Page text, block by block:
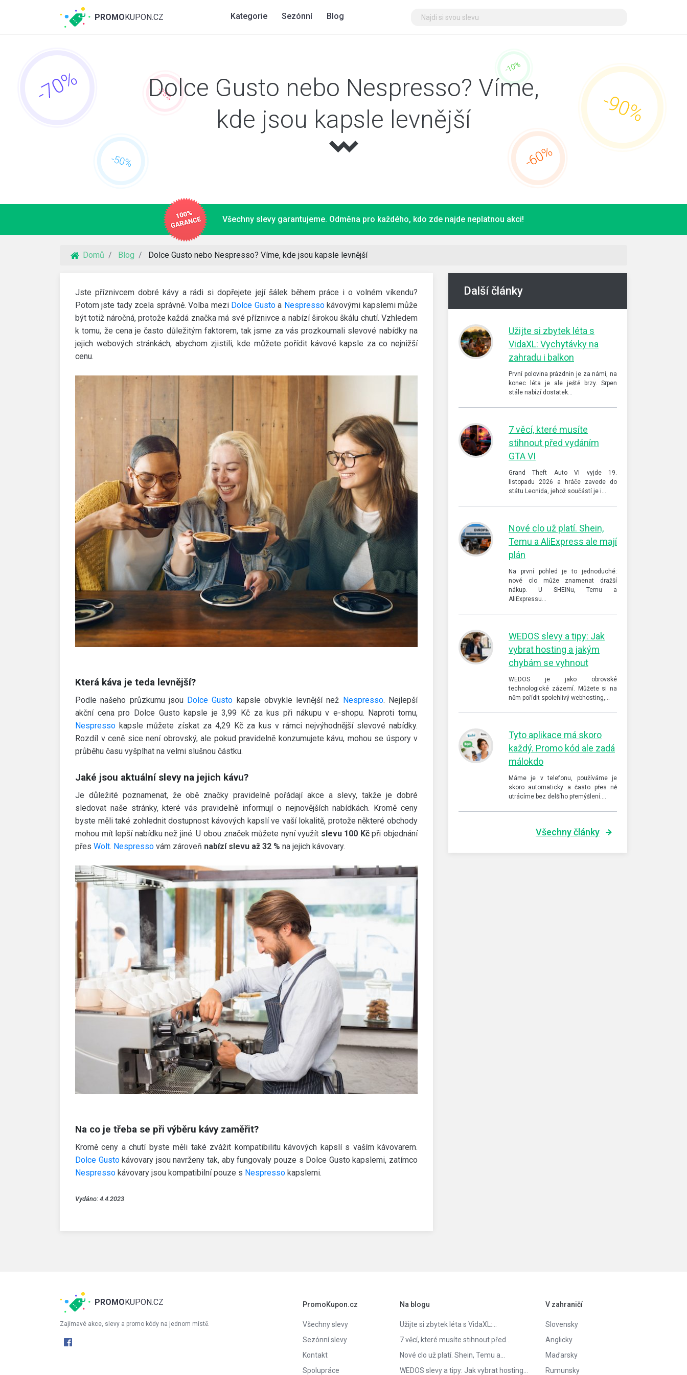
Dolce Gusto nebo Nespresso? Víme,
kde jsou kapsle levnější
Všechny slevy garantujeme. Odměna pro každého, kdo zde najde neplatnou akci!
Domů Blog Dolce Gusto nebo Nespresso? Víme, kde jsou kapsle levnější
Jste příznivcem dobré kávy a rádi si dopřejete její šálek během práce i o volném víkendu?
Potom jste tady zcela správně. Volba mezi Dolce Gustoa Nespressokávovými kapslemi může
být totiž náročná, protože každá značka má své příznivce a nabízí širokou škálu chutí. Vzhledem
k tomu, že cena je často důležitým faktorem, tak jsme za vás prozkoumali slevové nabídky na
jejich webových stránkách, abychom zjistili, kde můžete pořídit kávové kapsle za co nejnižší
cenu.
Která káva je teda levnější?
Podle našeho průzkumu jsou Dolce Gusto kapsle obvykle levnější než Nespresso. Nejlepší
akční cena pro Dolce Gusto kapsle je 3,99 Kč za kus při nákupu v e-shopu. Naproti tomu,
Nespresso kapsle můžete získat za 4,29 Kč za kus v rámci nejvýhodnější slevové nabídky.
Rozdíl v ceně sice není obrovský, ale pokud pravidelně konzumujete kávu, mohou se úspory v
průběhu času vyšplhat na velmi slušnou částku.
Jaké jsou aktuální slevy na jejich kávu?
Je důležité poznamenat, že obě značky pravidelně pořádají akce a slevy, takže je dobré
sledovat naše stránky, které vás pravidelně informují o nejnovějších nabídkách. Kromě ceny
byste měli také zohlednit dostupnost kávových kapslí ve vaší lokalitě, protože některé obchody
mohou mít lepší nabídku než jiné. U obou značek můžete nyní využít slevu 100 Kčpři objednání
přes Wolt. Nespresso vám zároveň nabízí slevu až 32 % na jejich kávovary.
Na co je třeba se při výběru kávy zaměřit?
Kromě ceny a chutí byste měli také zvážit kompatibilitu kávových kapslí s vaším kávovarem.
Dolce Gustokávovary jsou navrženy tak, aby fungovaly pouze s Dolce Gusto kapslemi, zatímco
Nespresso kávovary jsou kompatibilní pouze s Nespresso kapslemi.
Vydáno: 4.4.2023
Další články
Užijte si zbytek léta s
VidaXL: Vychytávky na
zahradu i balkon
První polovina prázdnin je za námi, na
konec léta je ale ještě brzy. Srpen
stále nabízí dostatek…
7 věcí, které musíte
stihnout před vydáním
GTA VI
Grand Theft Auto VI vyjde 19.
listopadu 2026 a hráče zavede do
státu Leonida, jehož součástí je i…
Nové clo už platí. Shein,
Temu a AliExpress ale mají
plán
Na první pohled je to jednoduché:
nové clo může znamenat dražší
nákup. U SHEINu, Temu a
AliExpressu…
WEDOS slevy a tipy: Jak
vybrat hosting a jakým
chybám se vyhnout
WEDOS je jako obrovské
technologické zázemí. Můžete si na
něm pořídit spolehlivý webhosting,…
Tyto aplikace má skoro
každý. Promo kód ale zadá
málokdo
Máme je v telefonu, používáme je
skoro automaticky a často přes ně
utrácíme bez delšího přemýšlení.…
Všechny články
PROMOKUPON.CZ Kategorie Sezónní Blog
PROMOKUPON.CZ
Zajímavé akce, slevy a promo kódy na jednom místě.
PromoKupon.cz
Všechny slevy
Sezónní slevy
Kontakt
Spolupráce
Na blogu
Užijte si zbytek léta s VidaXL:…
7 věcí, které musíte stihnout před…
Nové clo už platí. Shein, Temu a…
WEDOS slevy a tipy: Jak vybrat hosting…
V zahraničí
Slovensky
Anglicky
Maďarsky
Rumunsky